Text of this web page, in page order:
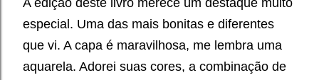
A edição deste livro merece um destaque muito
especial. Uma das mais bonitas e diferentes
que vi. A capa é maravilhosa, me lembra uma
aquarela. Adorei suas cores, a combinação de